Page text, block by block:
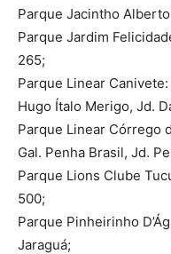
Parque Jacintho
Parque Jardim
265;
Parque Linear
Hugo Ítalo Merigo, Jd.
Parque Linear Córrego
Gal. Penha Brasil, Jd.
Parque Lions Clube
500;
Parque Pinheirinho
Jaraguá;